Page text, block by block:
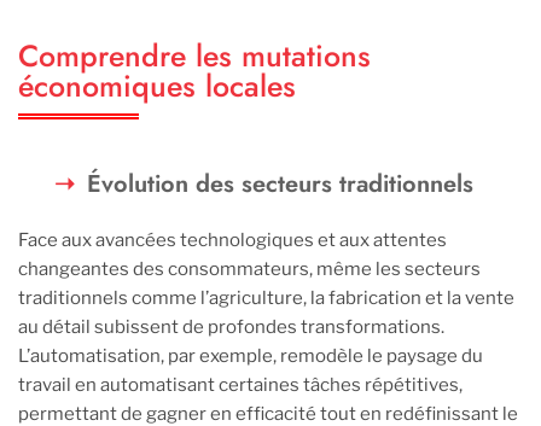
Comprendre les mutations
économiques locales
Évolution des secteurs traditionnels
Face aux avancées technologiques et aux attentes
changeantes des consommateurs, même les secteurs
traditionnels comme l’agriculture, la fabrication et la vente
au détail subissent de profondes transformations.
L’automatisation, par exemple, remodèle le paysage du
travail en automatisant certaines tâches répétitives,
permettant de gagner en efficacité tout en redéfinissant le